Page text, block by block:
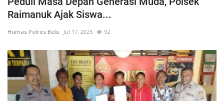
Raimanuk Ajak Siswa...
Humas Polres Belu Jul 17, 2026 92